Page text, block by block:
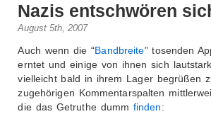
Nazis entschwören
August 5th, 2007
Auch wenn die “Bandbreite” tosenden
erntet und einige von ihnen sich
vielleicht bald in ihrem Lager begrüßen
zugehörigen Kommentarspalten
die das Getruthe dumm finden: